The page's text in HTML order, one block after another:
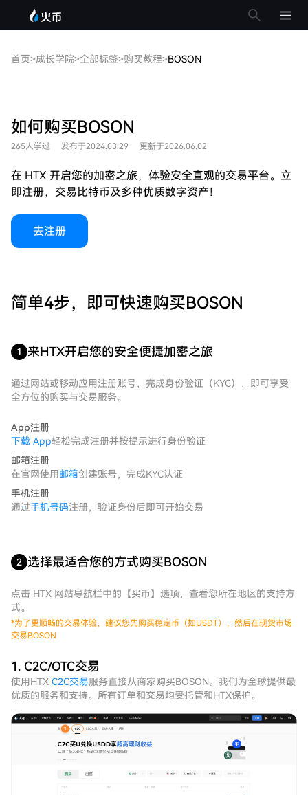
首页>成长学院>全部标签>购买教程>BOSON
如何购买BOSON
265人学过 发布于2024.03.29 更新于2026.06.02
在 HTX 开启您的加密之旅，体验安全直观的交易平台。立
即注册，交易比特币及多种优质数字资产！
去注册
简单4步，即可快速购买BOSON
1 来HTX开启您的安全便捷加密之旅
通过网站或移动应用注册账号，完成身份验证（KYC），即可享受
全方位的购买与交易服务。
App注册
下载 App轻松完成注册并按提示进行身份验证
邮箱注册
在官网使用 邮箱创建账号，完成KYC认证
手机注册
通过手机号码注册，验证身份后即可开始交易
2 选择最适合您的方式购买BOSON
点击 HTX 网站导航栏中的【买币】选项，查看您所在地区的支持方
式。
*为了更顺畅的交易体验，建议您先购买稳定币（如USDT），然后在现货市场
交易BOSON
1. C2C/OTC交易
使用HTX C2C交易服务直接从商家购买BOSON。我们为全球提供最
优质的服务和支持。所有订单和交易均受托管和HTX保护。